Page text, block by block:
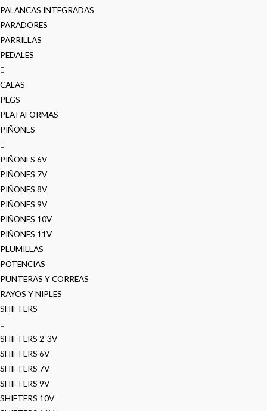
PALANCAS INTEGRADAS
PARADORES
PARRILLAS
PEDALES
CALAS
PEGS
PLATAFORMAS
PIÑONES
PIÑONES 6V
PIÑONES 7V
PIÑONES 8V
PIÑONES 9V
PIÑONES 10V
PIÑONES 11V
PLUMILLAS
POTENCIAS
PUNTERAS Y CORREAS
RAYOS Y NIPLES
SHIFTERS
SHIFTERS 2-3V
SHIFTERS 6V
SHIFTERS 7V
SHIFTERS 9V
SHIFTERS 10V